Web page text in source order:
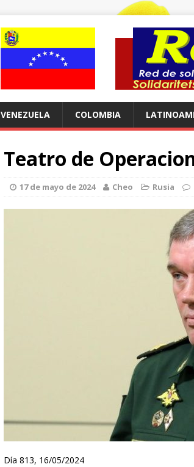
VENEZUELA COLOMBIA
Teatro de
17 de mayo de 2024 Cheo Rusia
Día 813, 16/05/2024